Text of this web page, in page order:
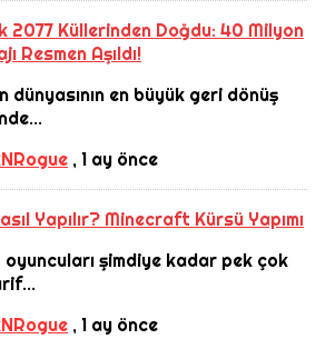
2077 Küllerinden Doğdu: 40 Milyon
Resmen Aşıldı!
dünyasının en büyük geri dönüş
,1 ay önce
Yapılır? Minecraft Kürsü Yapımı
şimdiye kadar pek çok
,1 ay önce